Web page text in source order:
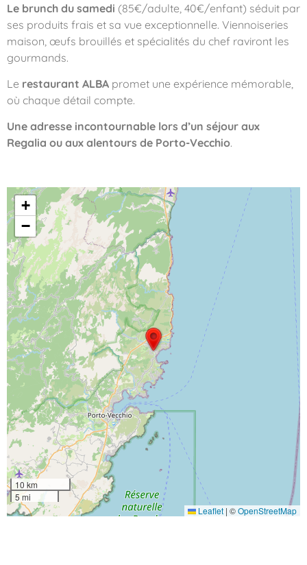
Le brunch du samedi (85€/adulte, 40€/enfant) séduit par
ses produits frais et sa vue exceptionnelle. Viennoiseries
maison, œufs brouillés et spécialités du chef raviront les
gourmands.
Le restaurant ALBA promet une expérience mémorable,
où chaque détail compte.
Une adresse incontournable lors d’un séjour aux
Regalia ou aux alentours de Porto-Vecchio.
+
−
10 km
5 mi
Leaflet | ©OpenStreetMap